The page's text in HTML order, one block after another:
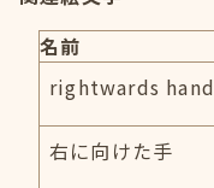
名前
rightwards hand
右に向けた手